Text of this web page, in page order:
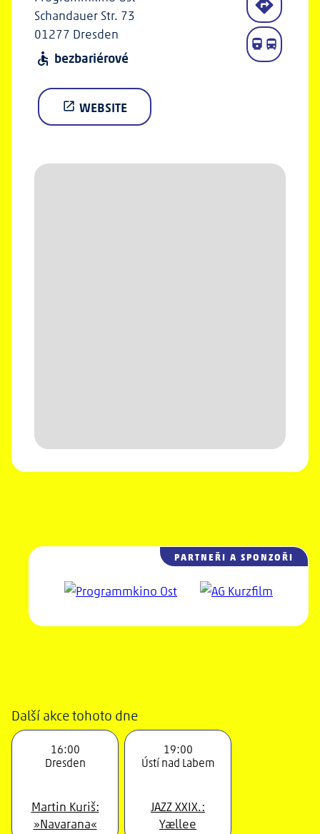
Schandauer Str. 73
01277 Dresden
accessible bezbariérové
open_in_new WEBSITE
Další akce tohoto dne
16:00
Dresden
Martin Kuriš:
»Navarana«
19:00
Ústí nad Labem
JAZZ XXIX.:
Yællee